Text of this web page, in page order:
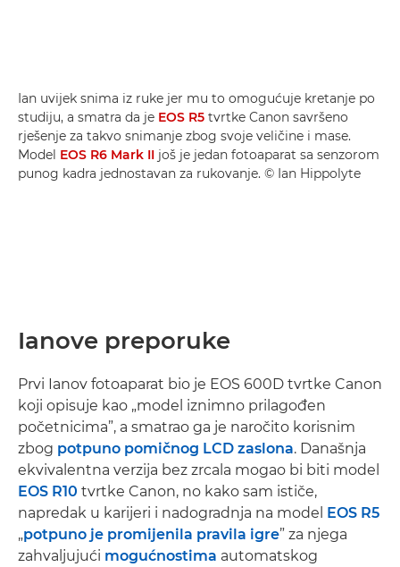
Ian uvijek snima iz ruke jer mu to omogućuje kretanje po
studiju, a smatra da je EOS R5 tvrtke Canon savršeno
rješenje za takvo snimanje zbog svoje veličine i mase.
Model EOS R6 Mark II još je jedan fotoaparat sa senzorom
punog kadra jednostavan za rukovanje. © Ian Hippolyte
Ianove preporuke
Prvi Ianov fotoaparat bio je EOS 600D tvrtke Canon
koji opisuje kao „model iznimno prilagođen
početnicima”, a smatrao ga je naročito korisnim
zbog potpuno pomičnog LCD zaslona. Današnja
ekvivalentna verzija bez zrcala mogao bi biti model
EOS R10 tvrtke Canon, no kako sam ističe,
napredak u karijeri i nadogradnja na model EOS R5
„potpuno je promijenila pravila igre” za njega
zahvaljujući mogućnostima automatskog